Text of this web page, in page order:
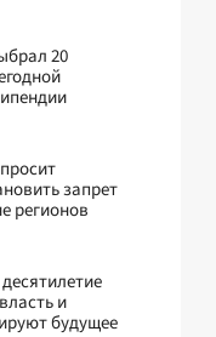
20
запрет
регионов
и
будущее